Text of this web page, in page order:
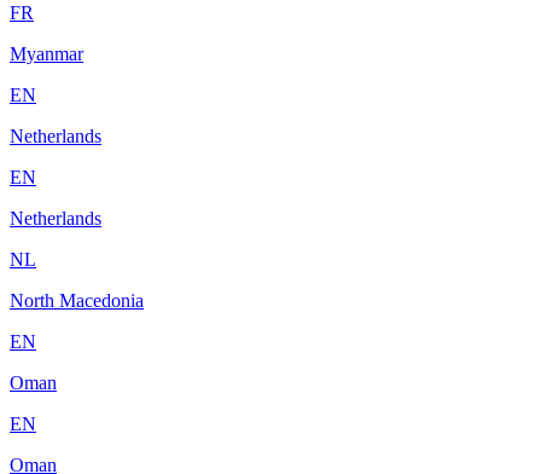
FR
Myanmar
EN
Netherlands
EN
Netherlands
NL
North Macedonia
EN
Oman
EN
Oman